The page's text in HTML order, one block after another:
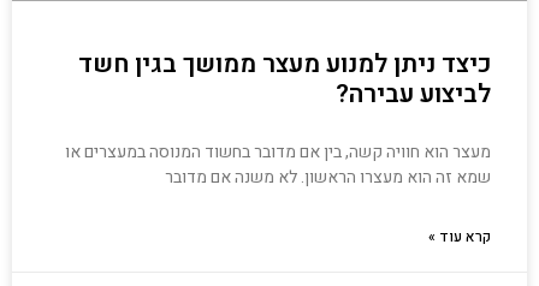
כיצד ניתן למנוע מעצר ממושך בגין חשד
לביצוע עבירה?
מעצר הוא חוויה קשה, בין אם מדובר בחשוד המנוסה במעצרים או
שמא זה הוא מעצרו הראשון. לא משנה אם מדובר
קרא עוד »